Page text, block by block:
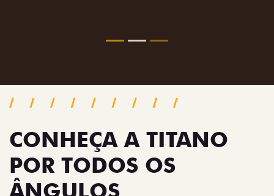
Pack tecnologia
CONHEÇA A TITANO
POR TODOS OS
ÂNGULOS